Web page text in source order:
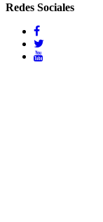
Redes Sociales